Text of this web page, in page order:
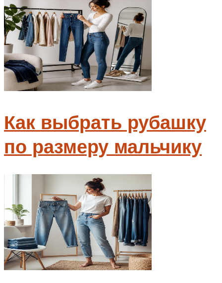
Как выбрать рубашку
по размеру мальчику